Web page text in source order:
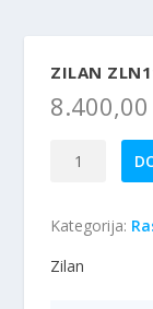
ZILAN
8.400,00
Zilan
Uređaj
Kategorija:
Zilan